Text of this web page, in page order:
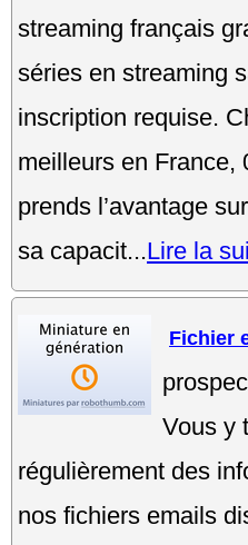
streaming français
séries en streaming
inscription requise.
meilleurs en France,
prends l’avantage
sa capacit...Lire la
Fichier
Vous y
régulièrement des
nos fichiers emails